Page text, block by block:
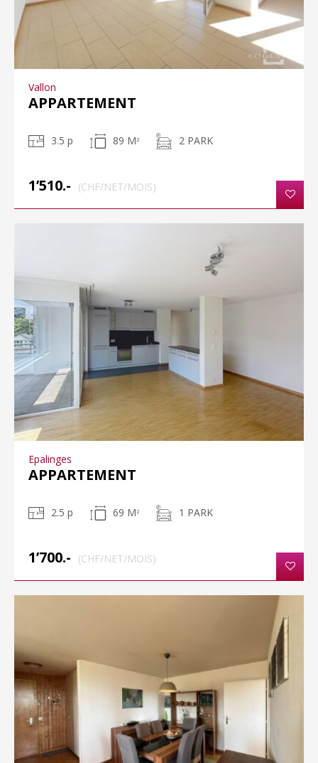
Vallon
APPARTEMENT
3.5 p 89 M 2 2 PARK
1’510.- (CHF/NET/MOIS)
Epalinges
APPARTEMENT
2.5 p 69 M 2 1 PARK
1’700.- (CHF/NET/MOIS)